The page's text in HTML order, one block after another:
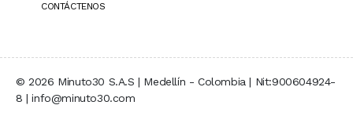
CONTÁCTENOS
© 2026 Minuto30 S.A.S | Medellín - Colombia | Nit:900604924-
8 | info@minuto30.com